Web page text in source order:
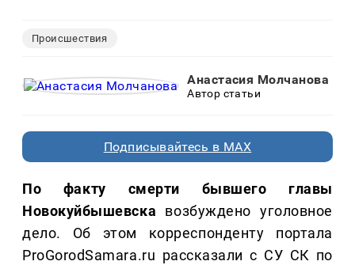
Происшествия
Анастасия Молчанова
Автор статьи
Подписывайтесь в MAX
По факту смерти бывшего главы
Новокуйбышевска возбуждено уголовное
дело. Об этом корреспонденту портала
ProGorodSamara.ru рассказали с СУ СК по